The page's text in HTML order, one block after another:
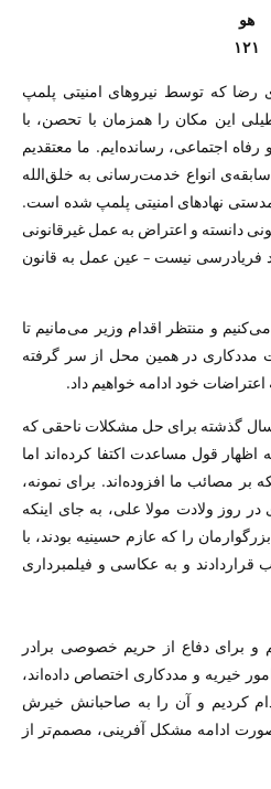
هو
۱۲۱
که توسط نیروهای امنیتی پلمپ
این مکان را همزمان با تحصن، با
رفاه اجتماعی، رسانده‌ایم. ما معتقدیم
که بیش از 20 سال سابقه‌ی انواع خدمت‌رسانی به خلق‌الله
نهادهای امنیتی پلمپ شده است.
دانسته و اعتراض به عمل غیرقانونی
فریادرسی نیست – عین عمل به قانون
و منتظر اقدام وزیر می‌مانیم تا
مددکاری در همین محل از سر گرفته
خود ادامه خواهیم داد.
سال گذشته برای حل مشکلات ناحقی که
قول‌ مساعدت اکتفا کرده‌اند اما
بر مصائب ما افزوده‌اند. برای نمونه،
روز ولادت مولا علی، به جای اینکه
را که عازم حسینیه بودند، با
و به عکاسی و فیلمبرداری
و برای دفاع از حریم خصوصی برادر
خیریه و مددکاری اختصاص داده‌اند،
کردیم و آن را به صاحبانش خیرش
ادامه مشکل آفرینی، مصمم‌تر از